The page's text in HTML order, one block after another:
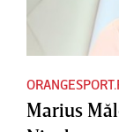
Marius